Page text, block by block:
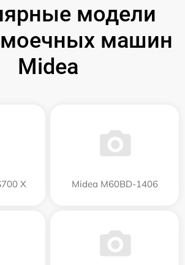
модели
машин
Midea
X Midea M60BD-1406